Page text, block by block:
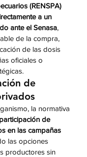
(RENSPA)
a un
ante el Senasa,
de la compra,
de las dosis
oficiales o
de
la normativa
de
en las campañas
las opciones
productores sin